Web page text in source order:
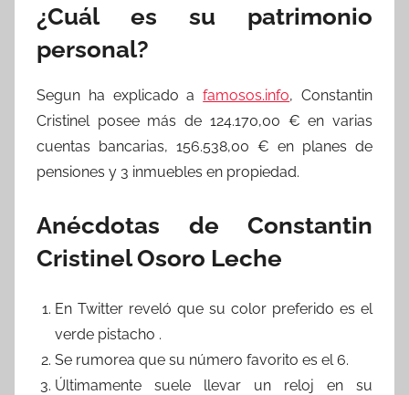
¿Cuál es su patrimonio
personal?
Segun ha explicado afamosos.info, Constantin
Cristinel posee más de 124.170,00 € en varias
cuentas bancarias, 156.538,00 € en planes de
pensiones y 3 inmuebles en propiedad.
Anécdotas de Constantin
Cristinel Osoro Leche
En Twitter reveló que su color preferido es el
verde pistacho .
Se rumorea que su número favorito es el 6.
Últimamente suele llevar un reloj en su